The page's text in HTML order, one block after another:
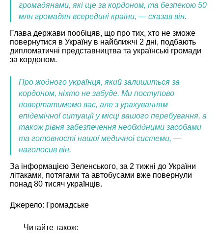
громадянами, які ще за кордоном, та безпекою 50
млн громадян всередині країни, — сказав він.
Глава держави пообіцяв, що про тих, хто не зможе
повернутися в Україну в найближчі 2 дні, подбають
дипломатичні представництва та українські громади
за кордоном.
Про жодного українця, який залишиться за
кордоном, ніхто не забуде. Ми поступово
повертатимемо вас, але з урахуванням
епідемічної ситуації у місці вашого перебування, а
також рівня забезпечення необхідними засобами
та готовності нашої медичної системи, —
наголосив він.
За інформацією Зеленського, за 2 тижні до України
літаками, потягами та автобусами вже повернули
понад 80 тисяч українців.
Джерело: Громадське
Читайте також: